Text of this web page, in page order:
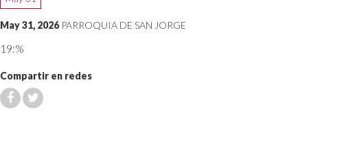
May 31, 2026 PARROQUIA DE SAN JORGE
19:%
Compartir en redes